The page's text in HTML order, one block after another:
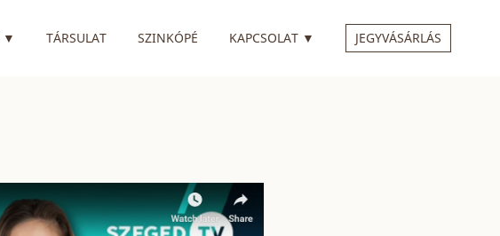
▼ RENDELKEZIK ALMENÜVEL
TÁRSULAT SZINKÓPÉ KAPCSOLAT ▼ RENDELKEZIK ALMENÜVEL
JEGYVÁSÁRLÁS